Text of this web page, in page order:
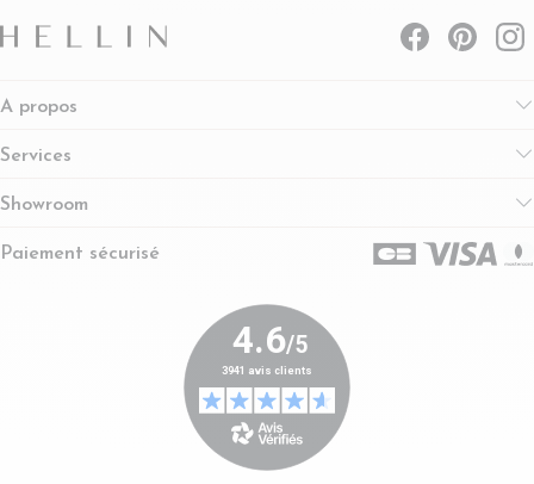
A propos
Services
Showroom
Paiement sécurisé